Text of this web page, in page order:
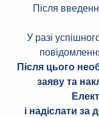
Після
У разі
Після цього
заяву та
і надіслати